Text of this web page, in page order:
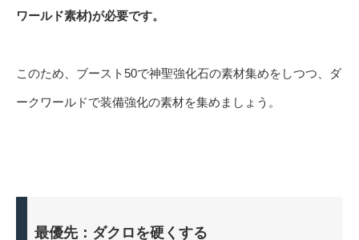
ワールド素材)が必要です。
このため、ブースト50で神聖強化石の素材集めをしつつ、ダ
ークワールドで装備強化の素材を集めましょう。
最優先：ダクロを硬くする